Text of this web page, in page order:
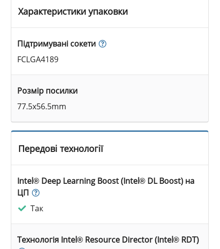
Характеристики упаковки
Підтримувані сокети
FCLGA4189
Розмір посилки
77.5x56.5mm
Передові технології
Intel® Deep Learning Boost (Intel® DL Boost) на
ЦП
Так
Технологія Intel® Resource Director (Intel® RDT)